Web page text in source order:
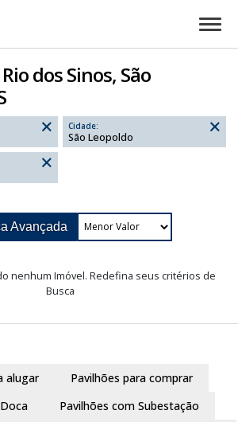
dos Sinos, São
Cidade:
São Leopoldo
Avançada
alugar
Pavilhões para comprar
Pavilhões com Subestação